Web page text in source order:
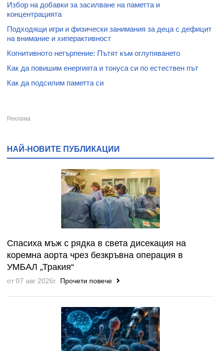
Избор на добавки за засилване на паметта и
концентрацията
Подходящи игри и физически занимания за деца с дефицит
на внимание и хиперактивност
Когнитивното нетърпение: Пътят към оглупяването
Как да повишим енергията и тонуса си по естествен път
Как да подсилим паметта си
НАЙ-НОВИТЕ ПУБЛИКАЦИИ
Спасиха мъж с рядка в света дисекация на
коремна аорта чрез безкръвна операция в
УМБАЛ „Тракия“
от 07 авг 2026г. Прочети повече